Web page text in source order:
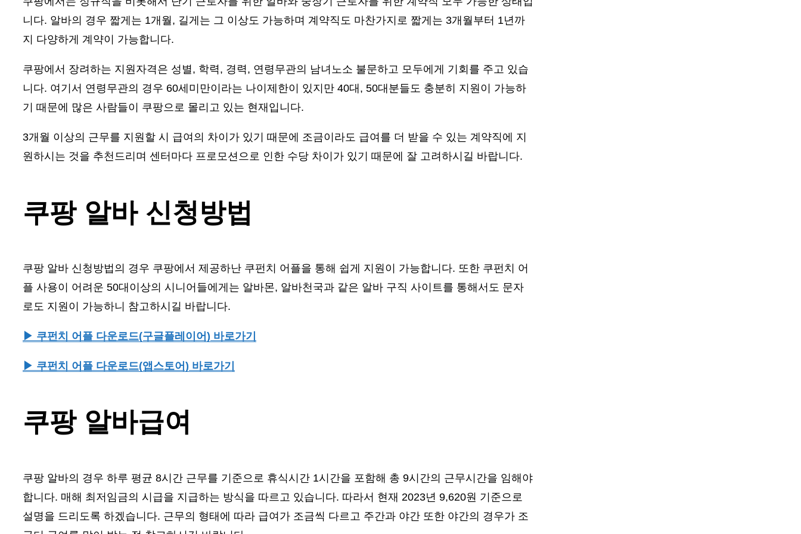
니다. 알바의 경우 짧게는 1개월, 길게는 그 이상도 가능하며 계약직도 마찬가지로 짧게는 3개월부터 1년까
지 다양하게 계약이 가능합니다.
쿠팡에서 장려하는 지원자격은 성별, 학력, 경력, 연령무관의 남녀노소 불문하고 모두에게 기회를 주고 있습
니다. 여기서 연령무관의 경우 60세미만이라는 나이제한이 있지만 40대, 50대분들도 충분히 지원이 가능하
기 때문에 많은 사람들이 쿠팡으로 몰리고 있는 현재입니다.
3개월 이상의 근무를 지원할 시 급여의 차이가 있기 때문에 조금이라도 급여를 더 받을 수 있는 계약직에 지
원하시는 것을 추천드리며 센터마다 프로모션으로 인한 수당 차이가 있기 때문에 잘 고려하시길 바랍니다.
쿠팡 알바 신청방법
쿠팡 알바 신청방법의 경우 쿠팡에서 제공하난 쿠펀치 어플을 통해 쉽게 지원이 가능합니다. 또한 쿠펀치 어
플 사용이 어려운 50대이상의 시니어들에게는 알바몬, 알바천국과 같은 알바 구직 사이트를 통해서도 문자
로도 지원이 가능하니 참고하시길 바랍니다.
▶ 쿠펀치 어플 다운로드(구글플레이어) 바로가기
▶ 쿠펀치 어플 다운로드(앱스토어) 바로가기
쿠팡 알바급여
쿠팡 알바의 경우 하루 평균 8시간 근무를 기준으로 휴식시간 1시간을 포함해 총 9시간의 근무시간을 임해야
합니다. 매해 최저임금의 시급을 지급하는 방식을 따르고 있습니다. 따라서 현재 2023년 9,620원 기준으로
설명을 드리도록 하겠습니다. 근무의 형태에 따라 급여가 조금씩 다르고 주간과 야간 또한 야간의 경우가 조